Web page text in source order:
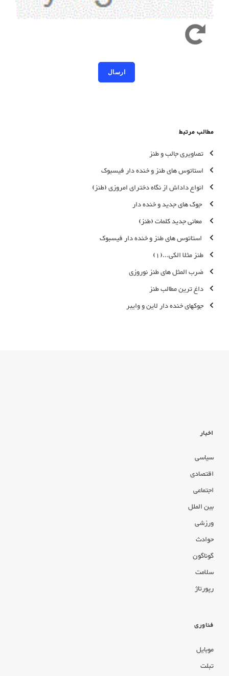
مطالب مرتبط
تصاویری جالب و طنز
استاتوس های طنز و خنده دار فیسبوک
انواع داداش از نگاه دخترای امروزی (طنز)
جوک های جدید و خنده دار
معانی جدید کلمات (طنز)
استاتوس های طنز و خنده دار فیسبوک
طنز مثلا الکی...(1)
ضرب المثل های طنز نوروزی
داغ ترین مطالب طنز
جوکهای خنده دار لاین و وایبر
اخبار
سیاسی
اقتصادی
اجتماعی
بین الملل
ورزشی
حوادث
گوناگون
سلامت
رپورتاژ
فناوری
موبایل
تبلت